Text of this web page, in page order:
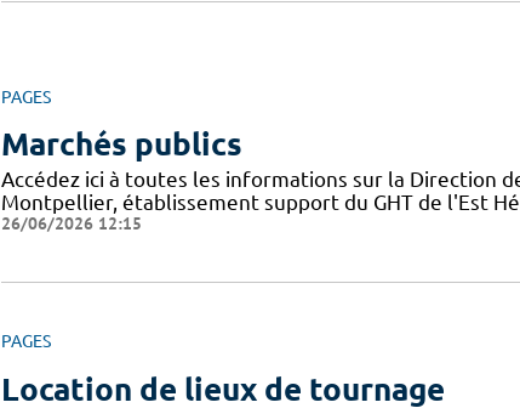
PAGES
Marchés publics
Accédez ici à toutes les informations sur la Direction
Montpellier, établissement support du GHT de l'Est
26/06/2026 12:15
PAGES
Location de lieux de tournage